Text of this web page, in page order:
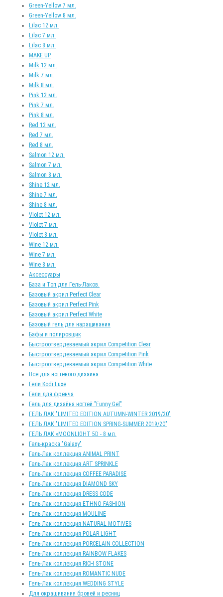
Green-Yellow 7 мл.
Green-Yellow 8 мл.
Lilac 12 мл.
Lilac 7 мл.
Lilac 8 мл.
MAKE UP
Milk 12 мл.
Milk 7 мл.
Milk 8 мл.
Pink 12 мл.
Pink 7 мл.
Pink 8 мл.
Red 12 мл.
Red 7 мл.
Red 8 мл.
Salmon 12 мл.
Salmon 7 мл.
Salmon 8 мл.
Shine 12 мл.
Shine 7 мл.
Shine 8 мл.
Violet 12 мл.
Violet 7 мл.
Violet 8 мл.
Wine 12 мл.
Wine 7 мл.
Wine 8 мл.
Аксессуары
База и Топ для Гель-Лаков.
Базовый акрил Perfect Clear
Базовый акрил Perfect Pink
Базовый акрил Perfect White
Базовый гель для наращивания
Бафы и полировщик
Быстроотвердеваемый акрил Competition Clear
Быстроотвердеваемый акрил Competition Pink
Быстроотвердеваемый акрил Competition White
Все для ногтевого дизайна
Гели Kodi Luxe
Гели для френча
Гель для дизайна ногтей "Funny Gel"
ГЕЛЬ ЛАК "LIMITED EDITION AUTUMN-WINTER 2019/20"
ГЕЛЬ ЛАК "LIMITED EDITION SPRING-SUMMER 2019/20"
ГЕЛЬ ЛАК «MOONLIGHT 5D - 8 мл.
Гель-краска "Galaxy"
Гель-Лак коллекция ANIMAL PRINT
Гель-Лак коллекция ART SPRINKLE
Гель-Лак коллекция COFFEE PARADISE
Гель-Лак коллекция DIAMOND SKY
Гель-Лак коллекция DRESS CODE
Гель-Лак коллекция ETHNO FASHION
Гель-Лак коллекция MOULINE
Гель-Лак коллекция NATURAL MOTIVES
Гель-Лак коллекция POLAR LIGHT
Гель-Лак коллекция PORCELAIN COLLECTION
Гель-Лак коллекция RAINBOW FLAKES
Гель-Лак коллекция RICH STONE
Гель-Лак коллекция ROMANTIC NUDE
Гель-Лак коллекция WEDDING STYLE
Для окрашивания бровей и ресниц